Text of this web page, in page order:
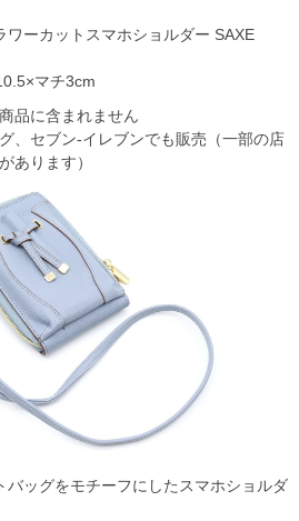
ワーカットスマホショルダー SAXE
マチ3cm
品に含まれません
、セブン‐イレブンでも販売（一部の店
あります）
バッグをモチーフにしたスマホショルダ